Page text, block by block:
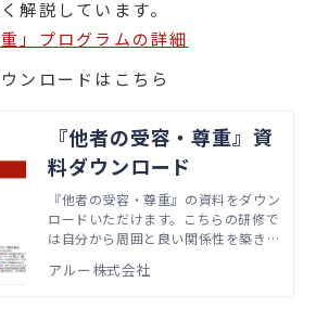
解説しています。
」プログラムの詳細
ンロードはこちら
『他者の受容・尊重』資
料ダウンロード
『他者の受容・尊重』の資料をダウン
ロードいただけます。こちらの研修で
は自分から周囲と良い関係性を築き、
きかける重要性について学びます。本
アルー株式会社